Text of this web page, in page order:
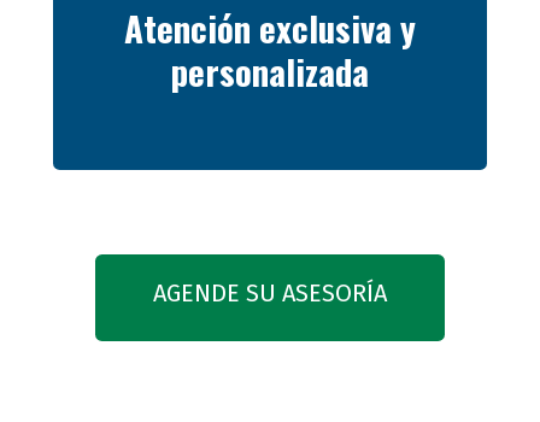
Atención exclusiva y
personalizada
AGENDE SU ASESORÍA